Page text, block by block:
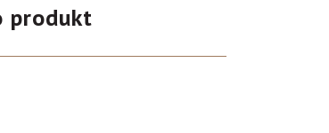
produkt